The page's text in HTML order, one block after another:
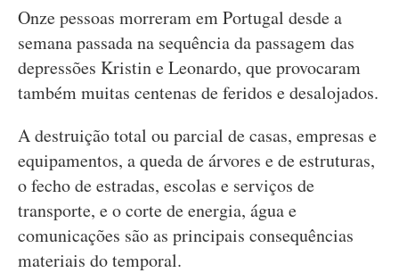
Onze pessoas morreram em Portugal desde a
semana passada na sequência da passagem das
depressões Kristin e Leonardo, que provocaram
também muitas centenas de feridos e desalojados.
A destruição total ou parcial de casas, empresas e
equipamentos, a queda de árvores e de estruturas,
o fecho de estradas, escolas e serviços de
transporte, e o corte de energia, água e
comunicações são as principais consequências
materiais do temporal.